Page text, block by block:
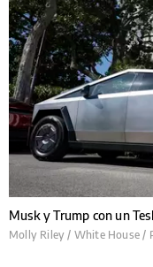
Musk y Trump con un
Molly Riley / White House /